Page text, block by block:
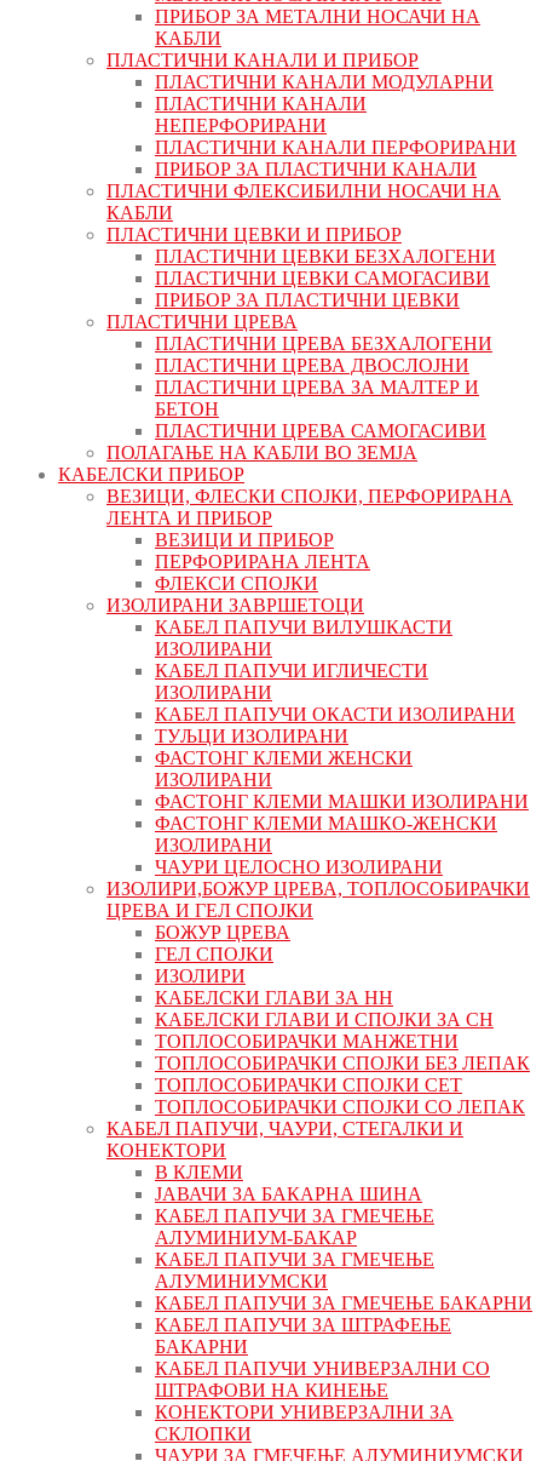
ПРИБОР ЗА МЕТАЛНИ НОСАЧИ НА
КАБЛИ
ПЛАСТИЧНИ КАНАЛИ И ПРИБОР
ПЛАСТИЧНИ КАНАЛИ МОДУЛАРНИ
ПЛАСТИЧНИ КАНАЛИ
НЕПЕРФОРИРАНИ
ПЛАСТИЧНИ КАНАЛИ ПЕРФОРИРАНИ
ПРИБОР ЗА ПЛАСТИЧНИ КАНАЛИ
ПЛАСТИЧНИ ФЛЕКСИБИЛНИ НОСАЧИ НА
КАБЛИ
ПЛАСТИЧНИ ЦЕВКИ И ПРИБОР
ПЛАСТИЧНИ ЦЕВКИ БЕЗХАЛОГЕНИ
ПЛАСТИЧНИ ЦЕВКИ САМОГАСИВИ
ПРИБОР ЗА ПЛАСТИЧНИ ЦЕВКИ
ПЛАСТИЧНИ ЦРЕВА
ПЛАСТИЧНИ ЦРЕВА БЕЗХАЛОГЕНИ
ПЛАСТИЧНИ ЦРЕВА ДВОСЛОЈНИ
ПЛАСТИЧНИ ЦРЕВА ЗА МАЛТЕР И
БЕТОН
ПЛАСТИЧНИ ЦРЕВА САМОГАСИВИ
ПОЛАГАЊЕ НА КАБЛИ ВО ЗЕМЈА
КАБЕЛСКИ ПРИБОР
ВЕЗИЦИ, ФЛЕСКИ СПОЈКИ, ПЕРФОРИРАНА
ЛЕНТА И ПРИБОР
ВЕЗИЦИ И ПРИБОР
ПЕРФОРИРАНА ЛЕНТА
ФЛЕКСИ СПОЈКИ
ИЗОЛИРАНИ ЗАВРШЕТОЦИ
КАБЕЛ ПАПУЧИ ВИЛУШКАСТИ
ИЗОЛИРАНИ
КАБЕЛ ПАПУЧИ ИГЛИЧЕСТИ
ИЗОЛИРАНИ
КАБЕЛ ПАПУЧИ ОКАСТИ ИЗОЛИРАНИ
ТУЉЦИ ИЗОЛИРАНИ
ФАСТОНГ КЛЕМИ ЖЕНСКИ
ИЗОЛИРАНИ
ФАСТОНГ КЛЕМИ МАШКИ ИЗОЛИРАНИ
ФАСТОНГ КЛЕМИ МАШКO-ЖЕНСКИ
ИЗОЛИРАНИ
ЧАУРИ ЦЕЛОСНО ИЗОЛИРАНИ
ИЗОЛИРИ,БОЖУР ЦРЕВА, ТОПЛОСОБИРАЧКИ
ЦРЕВА И ГЕЛ СПОЈКИ
БОЖУР ЦРЕВА
ГЕЛ СПОЈКИ
ИЗОЛИРИ
КАБЕЛСКИ ГЛАВИ ЗА НН
КАБЕЛСКИ ГЛАВИ И СПОЈКИ ЗА СН
ТОПЛОСОБИРАЧКИ МАНЖЕТНИ
ТОПЛОСОБИРАЧКИ СПОЈКИ БЕЗ ЛЕПАК
ТОПЛОСОБИРАЧКИ СПОЈКИ СЕТ
ТОПЛОСОБИРАЧКИ СПОЈКИ СО ЛЕПАК
КАБЕЛ ПАПУЧИ, ЧАУРИ, СТЕГАЛКИ И
КОНЕКТОРИ
В КЛЕМИ
ЈАВАЧИ ЗА БАКАРНА ШИНА
КАБЕЛ ПАПУЧИ ЗА ГМЕЧЕЊЕ
АЛУМИНИУМ-БАКАР
КАБЕЛ ПАПУЧИ ЗА ГМЕЧЕЊЕ
АЛУМИНИУМСКИ
КАБЕЛ ПАПУЧИ ЗА ГМЕЧЕЊЕ БАКАРНИ
КАБЕЛ ПАПУЧИ ЗА ШТРАФЕЊЕ
БАКАРНИ
КАБЕЛ ПАПУЧИ УНИВЕРЗАЛНИ СО
ШТРАФОВИ НА КИНЕЊЕ
КОНЕКТОРИ УНИВЕРЗАЛНИ ЗА
СКЛОПКИ
ЧАУРИ ЗА ГМЕЧЕЊЕ АЛУМИНИУМСКИ